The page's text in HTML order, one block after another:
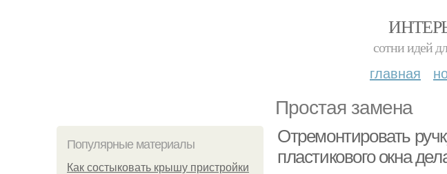
сотни идей
главная
Простая замена
Популярные материалы
Как состыковать крышу пристройки
Отремонтировать
пластикового окна